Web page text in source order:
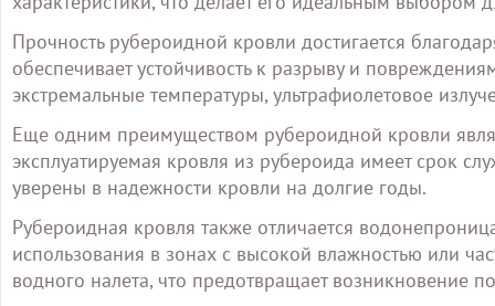
Прочность рубероидной кровли достигается
обеспечивает устойчивость к разрыву и
экстремальные температуры, ультрафиолетовое
Еще одним преимуществом рубероидной кровли
эксплуатируемая кровля из рубероида имеет срок
уверены в надежности кровли на долгие годы.
Рубероидная кровля также отличается
использования в зонах с высокой влажностью или
водного налета, что предотвращает возникновение